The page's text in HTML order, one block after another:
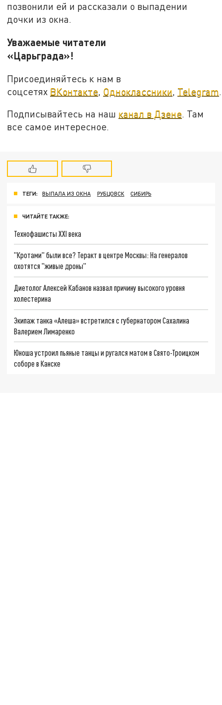
позвонили ей и рассказали о выпадении
дочки из окна.
Уважаемые читатели
«Царьграда»!
Присоединяйтесь к нам в
соцсетях ВКонтакте Одноклассники Telegram
Подписывайтесь на наш канал в Дзене. Там
все самое интересное.
ТЕГИ: ВЫПАЛА ИЗ ОКНА РУБЦОВСК СИБИРЬ
ЧИТАЙТЕ ТАКЖЕ:
Технофашисты XXI века
"Кротами" были все? Теракт в центре Москвы: На генералов
охотятся "живые дроны"
Диетолог Алексей Кабанов назвал причину высокого уровня
холестерина
Экипаж танка «Алеша» встретился с губернатором Сахалина
Валерием Лимаренко
Юноша устроил пьяные танцы и ругался матом в Свято-Троицком
соборе в Канске